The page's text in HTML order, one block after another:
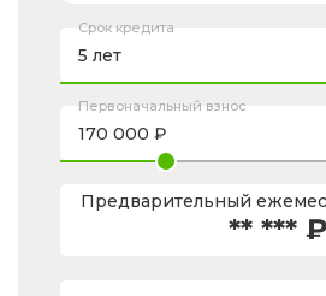
Срок кредита
Первоначальный взнос
Предварительный
** *** ₽